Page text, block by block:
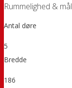
Rummelighed & mål
Antal døre
5
Bredde
186